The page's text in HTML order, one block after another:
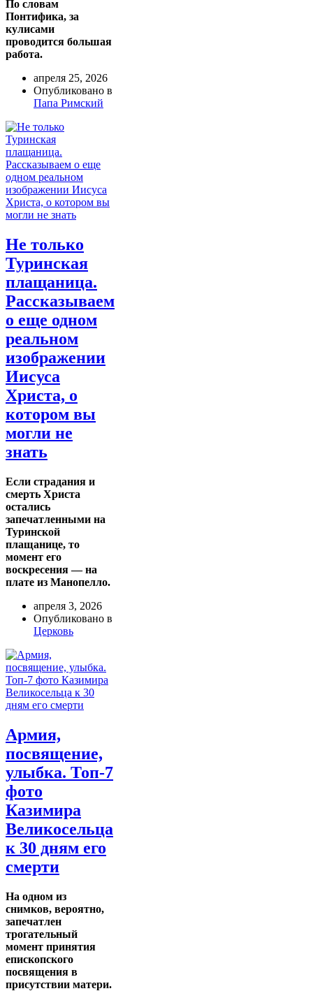
По словам
Понтифика, за
кулисами
проводится большая
работа.
апреля 25, 2026
Опубликовано в
Папа Римский
Не только
Туринская
плащаница.
Рассказываем
о еще одном
реальном
изображении
Иисуса
Христа, о
котором вы
могли не
знать
Если страдания и
смерть Христа
остались
запечатленными на
Туринской
плащанице, то
момент его
воскресения — на
плате из Манопелло.
апреля 3, 2026
Опубликовано в
Церковь
Армия,
посвящение,
улыбка. Топ-7
фото
Казимира
Великосельца
к 30 дням его
смерти
На одном из
снимков, вероятно,
запечатлен
трогательный
момент принятия
епископского
посвящения в
присутствии матери.